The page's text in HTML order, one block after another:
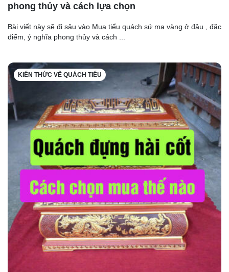
phong thủy và cách lựa chọn
Bài viết này sẽ đi sâu vào Mua tiểu quách sứ mạ vàng ở đâu , đặc
điểm, ý nghĩa phong thủy và cách ...
KIẾN THỨC VỀ QUÁCH TIỂU